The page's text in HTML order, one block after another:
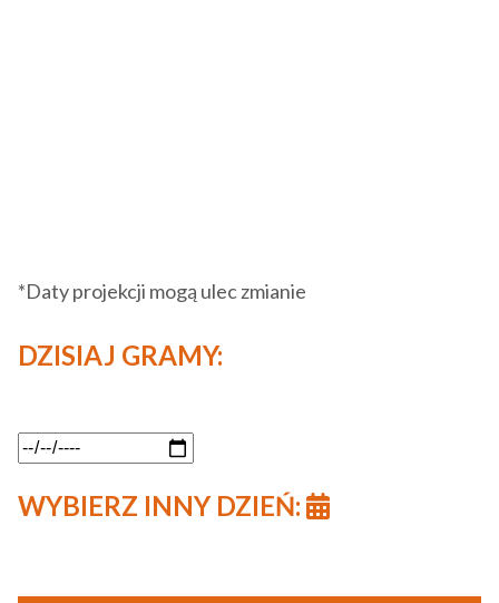
*Daty projekcji mogą ulec zmianie
DZISIAJ GRAMY:
WYBIERZ INNY DZIEŃ: